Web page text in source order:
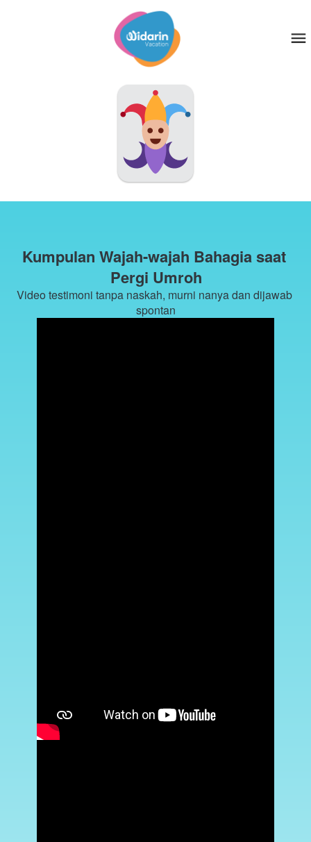
Kumpulan Wajah-wajah Bahagia saat
Pergi Umroh
Video testimoni tanpa naskah, murni nanya dan dijawab
spontan